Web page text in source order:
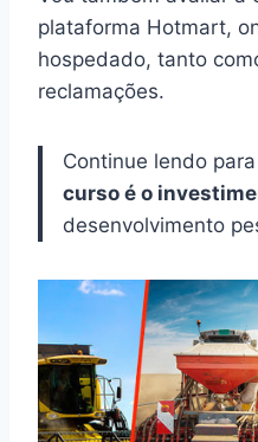
plataforma Hotmart,
hospedado, tanto
reclamações.
Continue lendo
curso é o
desenvolvimento